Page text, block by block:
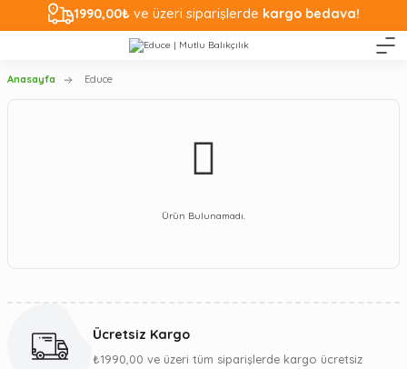
1990,00₺ ve üzeri siparişlerde kargo bedava!
Anasayfa Educe
Ürün Bulunamadı.
Ücretsiz Kargo
₺1990,00 ve üzeri tüm siparişlerde kargo ücretsiz